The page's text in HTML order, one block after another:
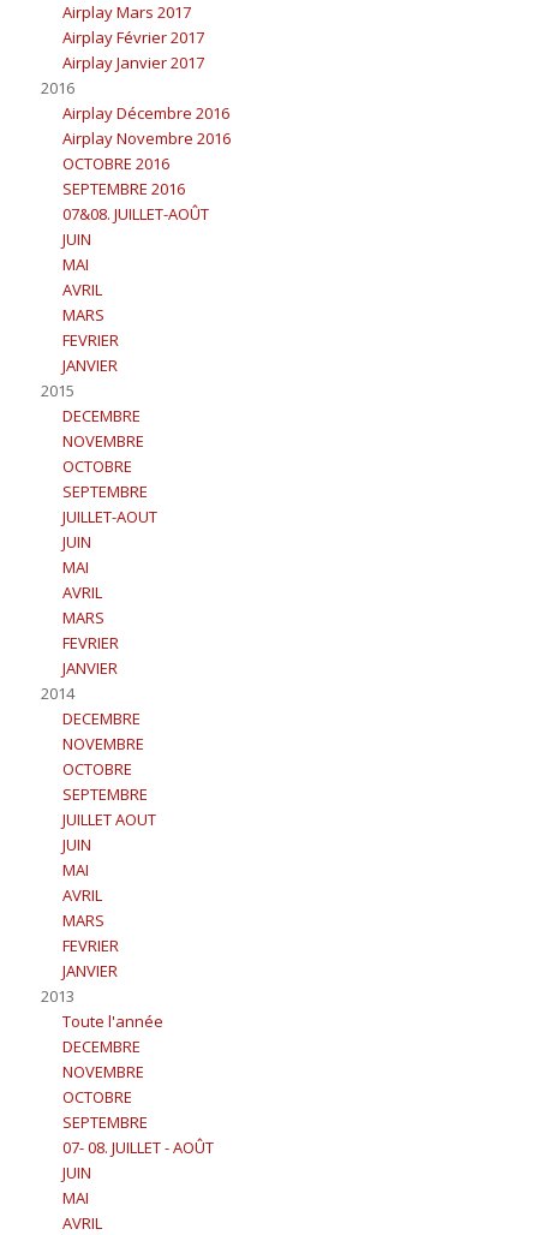
Airplay Mars 2017
Airplay Février 2017
Airplay Janvier 2017
2016
Airplay Décembre 2016
Airplay Novembre 2016
OCTOBRE 2016
SEPTEMBRE 2016
07&08. JUILLET-AOÛT
JUIN
MAI
AVRIL
MARS
FEVRIER
JANVIER
2015
DECEMBRE
NOVEMBRE
OCTOBRE
SEPTEMBRE
JUILLET-AOUT
JUIN
MAI
AVRIL
MARS
FEVRIER
JANVIER
2014
DECEMBRE
NOVEMBRE
OCTOBRE
SEPTEMBRE
JUILLET AOUT
JUIN
MAI
AVRIL
MARS
FEVRIER
JANVIER
2013
Toute l'année
DECEMBRE
NOVEMBRE
OCTOBRE
SEPTEMBRE
07- 08. JUILLET - AOÛT
JUIN
MAI
AVRIL